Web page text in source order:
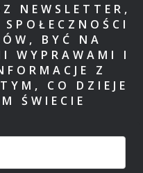
NEWSLETTER,
BYĆ NA
WYPRAWAMI I
Z
CO DZIEJE
ŚWIECIE